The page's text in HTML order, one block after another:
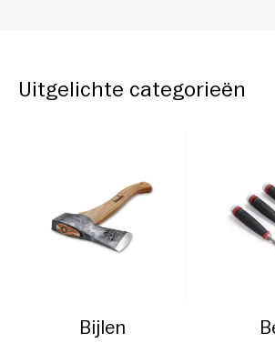
Uitgelichte categorieën
Bijlen